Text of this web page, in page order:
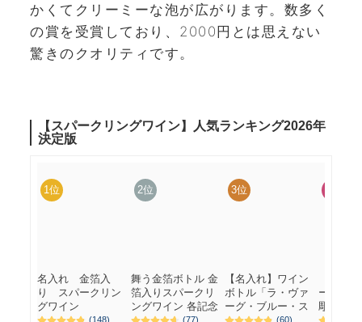
かくてクリーミーな泡が広がります。数多く
の賞を受賞しており、2000円とは思えない
驚きのクオリティです。